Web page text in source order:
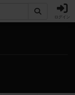
ログイン